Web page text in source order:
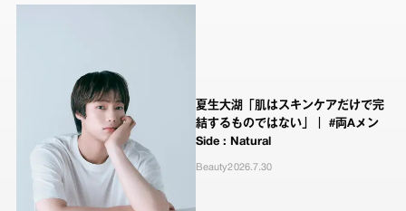
夏生大湖「肌はスキンケアだけで完
結するものではない」｜ #両Aメン
Side : Natural
Beauty2026.7.30